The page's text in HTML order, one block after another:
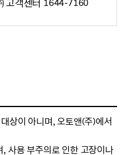
고객센터 1644-7160
상이 아니며, 오토앤(주)에서
사용 부주의로 인한 고장이나